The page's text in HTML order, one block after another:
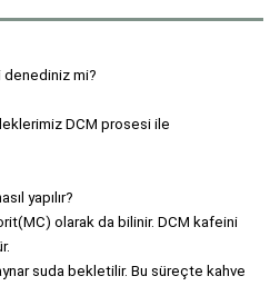
mi?
DCM prosesi ile
yapılır?
olarak da bilinir. DCM kafeini
suda bekletilir. Bu süreçte kahve